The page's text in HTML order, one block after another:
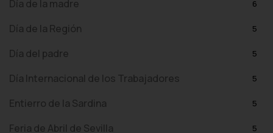
Día de la madre 6
Día de la Región 5
Día del padre 5
Día Internacional de los Trabajadores 5
Entierro de la Sardina 5
Feria de Abril de Sevilla 5